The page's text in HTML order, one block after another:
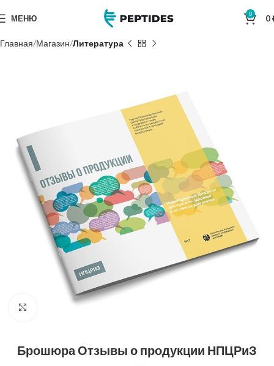
МЕНЮ 0 0
Главная Магазин Литература
Брошюра Отзывы о продукции НПЦРиЗ